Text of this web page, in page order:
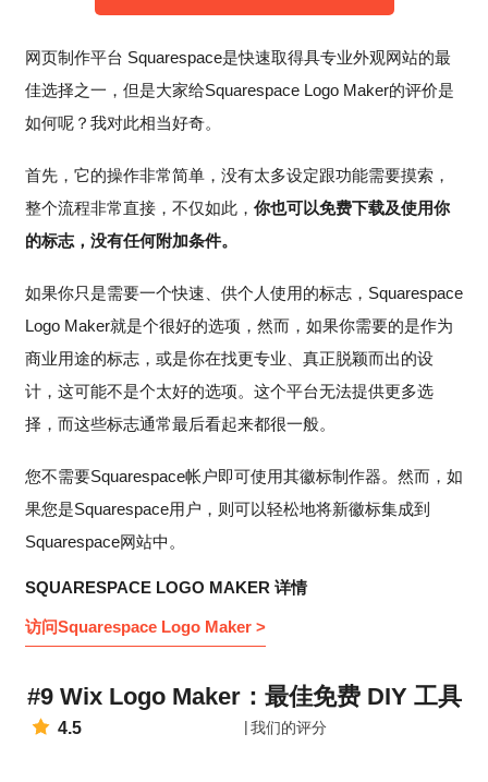
网页制作平台 Squarespace是快速取得具专业外观网站的最
佳选择之一，但是大家给Squarespace Logo Maker的评价是
如何呢？我对此相当好奇。
首先，它的操作非常简单，没有太多设定跟功能需要摸索，
整个流程非常直接，不仅如此， 你也可以免费下载及使用你
的标志，没有任何附加条件。
如果你只是需要一个快速、供个人使用的标志，Squarespace
Logo Maker就是个很好的选项，然而，如果你需要的是作为
商业用途的标志，或是你在找更专业、真正脱颖而出的设
计，这可能不是个太好的选项。这个平台无法提供更多选
择，而这些标志通常最后看起来都很一般。
您不需要Squarespace帐户即可使用其徽标制作器。然而，如
果您是Squarespace用户，则可以轻松地将新徽标集成到
Squarespace网站中。
SQUARESPACE LOGO MAKER 详情
访问Squarespace Logo Maker >
#9 Wix Logo Maker：最佳免费 DIY 工具
4.5 我们的评分